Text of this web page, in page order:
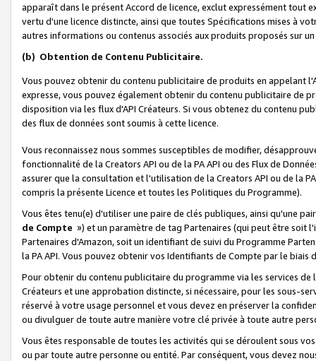
apparaît dans le présent Accord de licence, exclut expressément tout
vertu d'une licence distincte, ainsi que toutes Spécifications mises à
autres informations ou contenus associés aux produits proposés sur
(b) Obtention de Contenu Publicitaire.
Vous pouvez obtenir du contenu publicitaire de produits en appelant
expresse, vous pouvez également obtenir du contenu publicitaire de
disposition via les flux d'API Créateurs. Si vous obtenez du contenu
des flux de données sont soumis à cette licence.
Vous reconnaissez nous sommes susceptibles de modifier,
fonctionnalité de la Creators API ou de la PA API ou des Flux de
assurer que la consultation et l'utilisation de la Creators API ou de la
compris la présente Licence et toutes les Politiques du Programme).
Vous êtes tenu(e) d'utiliser une paire de clés publiques, ainsi qu'une
de Compte ») et un paramètre de tag Partenaires (qui peut être soit
Partenaires d'Amazon, soit un identifiant de suivi du Programme
la PA API. Vous pouvez obtenir vos Identifiants de Compte par le biais
Pour obtenir du contenu publicitaire du programme via les services
Créateurs et une approbation distincte, si nécessaire, pour les sous-
réservé à votre usage personnel et vous devez en préserver la
ou divulguer de toute autre manière votre clé privée à toute autre
Vous êtes responsable de toutes les activités qui se déroulent sous
ou par toute autre personne ou entité. Par conséquent, vous devez